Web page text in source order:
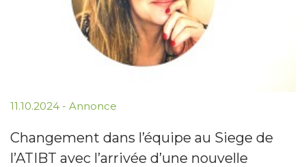
11.10.2024 - Annonce
Changement dans l’équipe au Siege de
l’ATIBT avec l’arrivée d’une nouvelle